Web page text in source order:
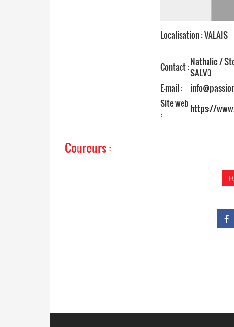
Localisation : VALAIS
Contact :Nathalie /
SALVO
E-mail :
Site web
:
https://
Coureurs :